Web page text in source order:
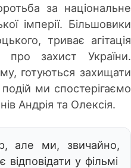
за національне
імперії. Більшовики
триває агітація
захист України.
готуються захищати
ми спостерігаємо
Андрія та Олексія.
але ми, звичайно,
у фільмі